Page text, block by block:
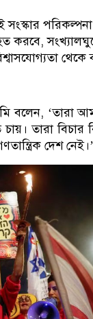
করবে,
থেকে
বলেন, ‘তারা
তারা বিচার
দেশ নেই।’